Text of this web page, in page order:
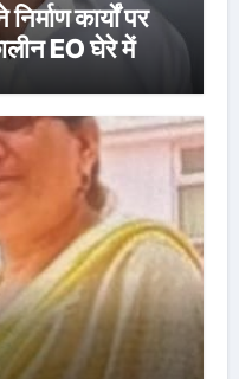
कार्यों पर
EO घेरे में